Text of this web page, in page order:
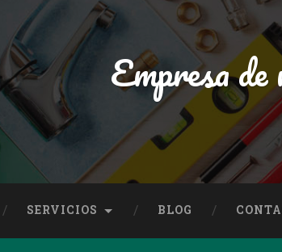
Empresa
SERVICIOS BLOG